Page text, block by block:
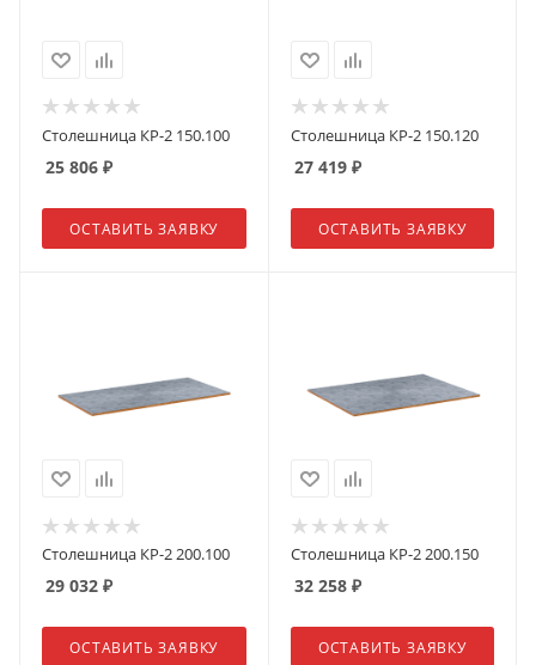
Столешница КР-2 150.100
25 806 ₽
ОСТАВИТЬ ЗАЯВКУ
Столешница КР-2 150.120
27 419₽
ОСТАВИТЬ ЗАЯВКУ
Столешница КР-2 200.100
29 032 ₽
ОСТАВИТЬ ЗАЯВКУ
Столешница КР-2 200.150
32 258₽
ОСТАВИТЬ ЗАЯВКУ